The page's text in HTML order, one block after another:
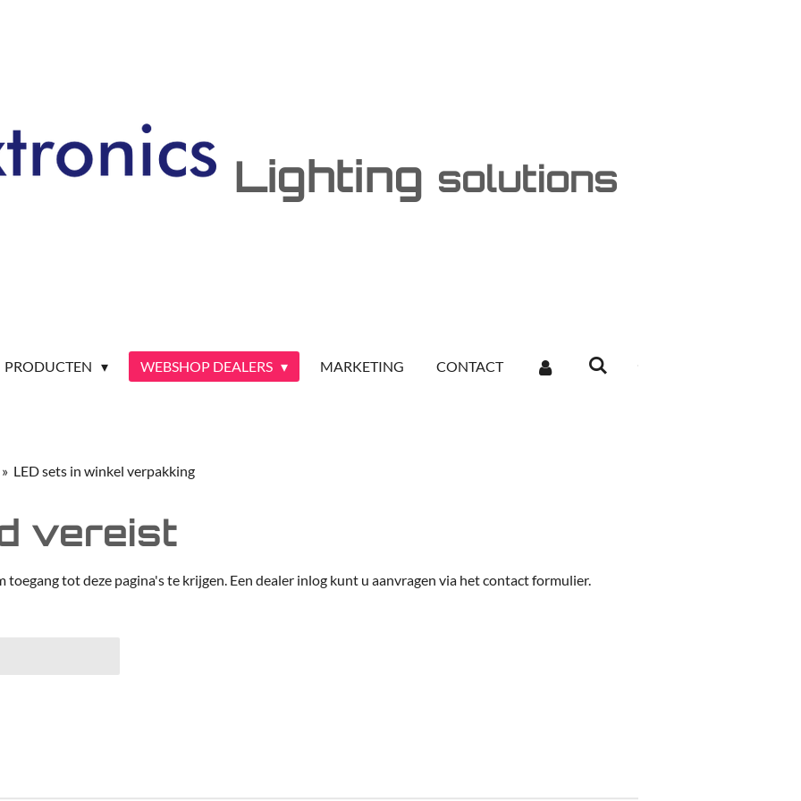
Lighting solutions
PRODUCTEN WEBSHOP DEALERS MARKETING CONTACT
» LED sets in winkel verpakking
vereist
toegang tot deze pagina's te krijgen. Een dealer inlog kunt u aanvragen via het contact formulier.